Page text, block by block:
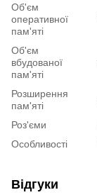
Об'єм
оперативної
пам'яті
Об'єм
вбудованої
пам'яті
Розширення
пам'яті
Роз'єми
Особливості
Відгуки